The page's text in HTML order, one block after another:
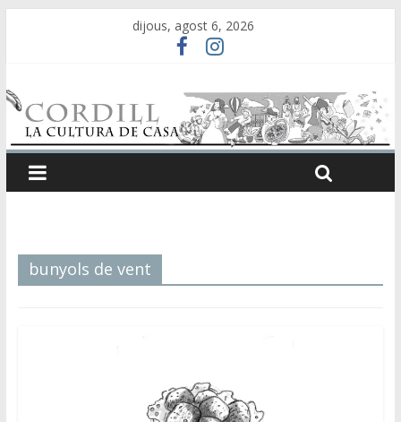
dijous, agost 6, 2026
bunyols de vent